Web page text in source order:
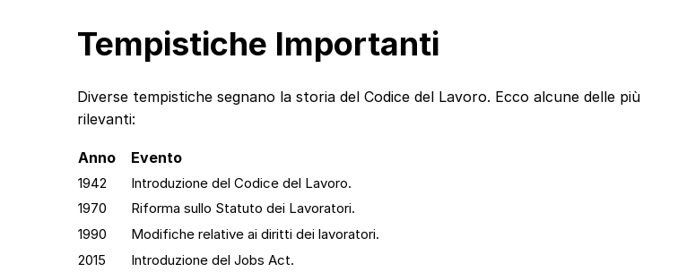
Tempistiche Importanti
Diverse tempistiche segnano la storia del Codice del Lavoro. Ecco alcune delle più
rilevanti:
Anno Evento
1942
Introduzione del Codice del Lavoro.
1970
Riforma sullo Statuto dei Lavoratori.
1990
Modifiche relative ai diritti dei lavoratori.
2015
Introduzione del Jobs Act.